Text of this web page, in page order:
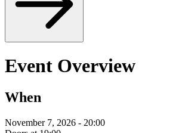
Event Overview
When
November 7, 2026 - 20:00